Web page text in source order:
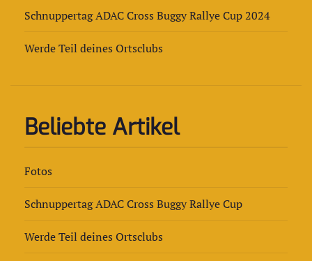
Schnuppertag ADAC Cross Buggy Rallye Cup 2024
Werde Teil deines Ortsclubs
Beliebte Artikel
Fotos
Schnuppertag ADAC Cross Buggy Rallye Cup
Werde Teil deines Ortsclubs